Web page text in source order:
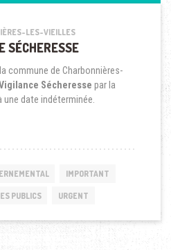
LES-VIEILLES
SÉCHERESSE
commune de Charbonnières-
Sécheresse par la
date indéterminée.
IMPORTANT
PUBLICS URGENT